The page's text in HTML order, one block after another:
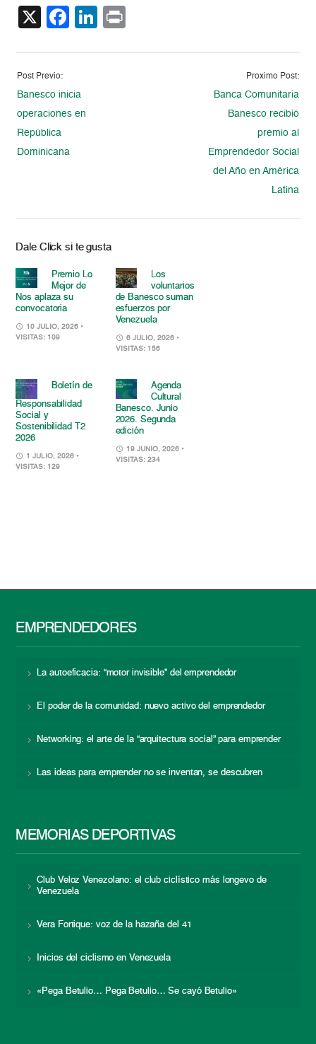
X Facebook
LinkedIn
Post Previo:
Banesco inicia
operaciones en
República
Dominicana
Proximo Post:
Banca Comunitaria
Banesco recibió
premio al
Emprendedor Social
del Año en América
Latina
Dale Click si te gusta
Premio Lo
Mejor de
Nos aplaza su
convocatoria
10 JULIO, 2026 •
VISITAS: 109
Los
voluntarios
de Banesco suman
esfuerzos por
Venezuela
6 JULIO, 2026 •
VISITAS: 156
Boletín de
Responsabilidad
Social y
Sostenibilidad T2
2026
1 JULIO, 2026 •
VISITAS: 129
Agenda
Cultural
Banesco. Junio
2026. Segunda
edición
19 JUNIO, 2026 •
VISITAS: 234
EMPRENDEDORES
La autoeficacia: “motor invisible” del emprendedor
El poder de la comunidad: nuevo activo del emprendedor
Networking: el arte de la “arquitectura social” para emprender
Las ideas para emprender no se inventan, se descubren
MEMORIAS DEPORTIVAS
Club Veloz Venezolano: el club ciclístico más longevo de
Venezuela
Vera Fortique: voz de la hazaña del 41
Inicios del ciclismo en Venezuela
«Pega Betulio… Pega Betulio… Se cayó Betulio»